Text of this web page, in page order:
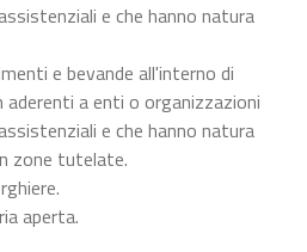
e che hanno natura
e bevande all'interno di
aderenti a enti o organizzazioni
e che hanno natura
zone tutelate.
aperta.